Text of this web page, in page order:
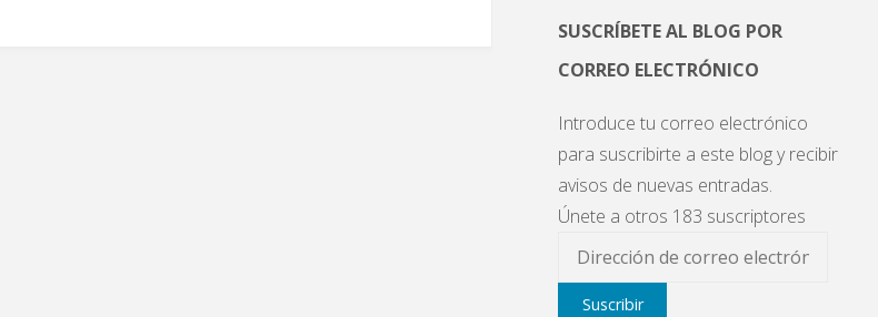
SUSCRÍBETE AL BLOG POR
CORREO ELECTRÓNICO
Introduce tu correo electrónico
para suscribirte a este blog y recibir
avisos de nuevas entradas.
Únete a otros 183 suscriptores
Dirección
de
correo
Suscribir